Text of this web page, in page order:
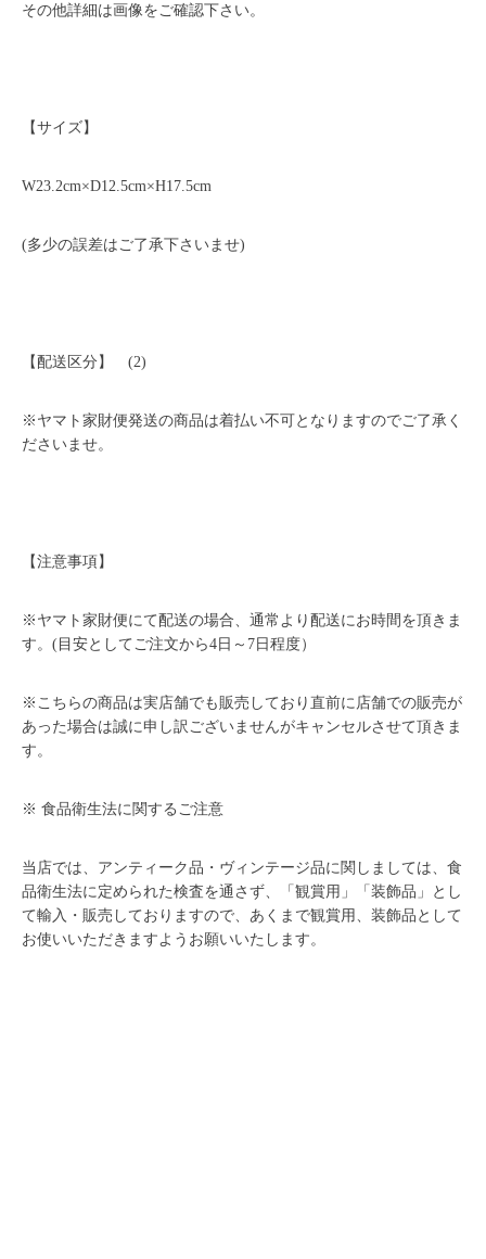
その他詳細は画像をご確認下さい。
【サイズ】
W23.2cm×D12.5cm×H17.5cm
(多少の誤差はご了承下さいませ)
【配送区分】 (2)
※ヤマト家財便発送の商品は着払い不可となりますのでご了承く
ださいませ。
【注意事項】
※ヤマト家財便にて配送の場合、通常より配送にお時間を頂きま
す。(目安としてご注文から4日～7日程度）
※こちらの商品は実店舗でも販売しており直前に店舗での販売が
あった場合は誠に申し訳ございませんがキャンセルさせて頂きま
す。
※ 食品衛生法に関するご注意
当店では、アンティーク品・ヴィンテージ品に関しましては、食
品衛生法に定められた検査を通さず、「観賞用」「装飾品」とし
て輸入・販売しておりますので、あくまで観賞用、装飾品として
お使いいただきますようお願いいたします。